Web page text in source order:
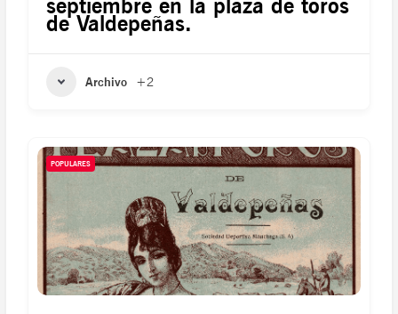
de Valdepeñas.
Archivo +2
POPULARES